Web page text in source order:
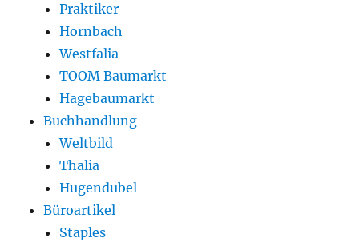
Praktiker
Hornbach
Westfalia
TOOM Baumarkt
Hagebaumarkt
Buchhandlung
Weltbild
Thalia
Hugendubel
Büroartikel
Staples